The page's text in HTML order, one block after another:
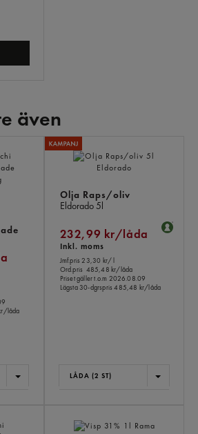
även
låda
Olja Raps/oliv
Eldorado5l
232,99 kr/låda
Inkl. moms
Jmf.pris 23,30 kr/ l
Ord.pris 485,48 kr/låda
Priset gäller t.o.m 2026.08.09
Lägsta 30-dgrspris 485,48 kr/låda
LÅDA (2 ST)